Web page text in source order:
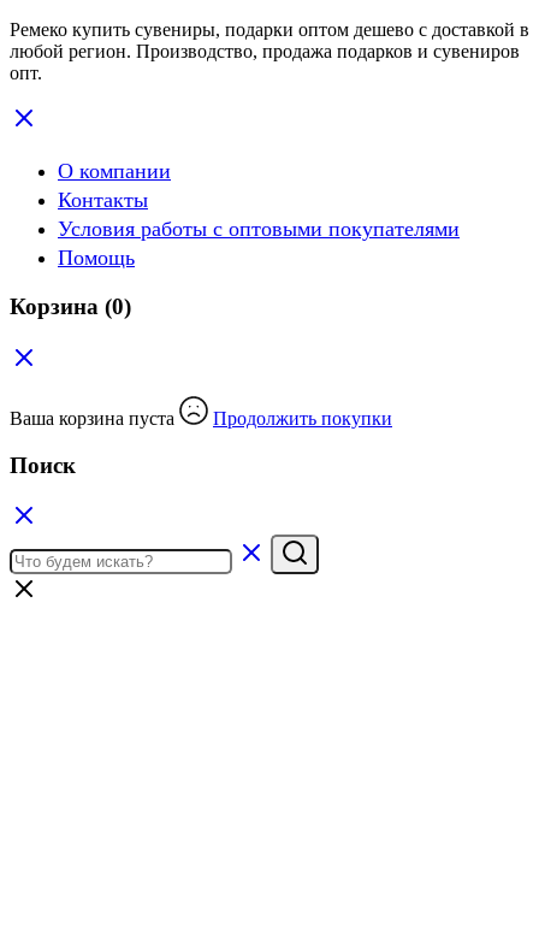
Ремеко купить сувениры, подарки оптом дешево с доставкой в
любой регион. Производство, продажа подарков и сувениров
опт.
О компании
Контакты
Условия работы с оптовыми покупателями
Помощь
Корзина (0)
Ваша корзина пуста Продолжить покупки
Поиск